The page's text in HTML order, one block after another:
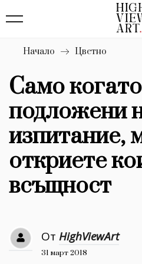
Бизнес
Мода
Dialogue
Изкуство
4340
Красота
777
Дизайн
Книги 1188
Начало Цветно
Само
подложени
изпитание,
откриете
всъщност
От HighViewArt
31 март 2018